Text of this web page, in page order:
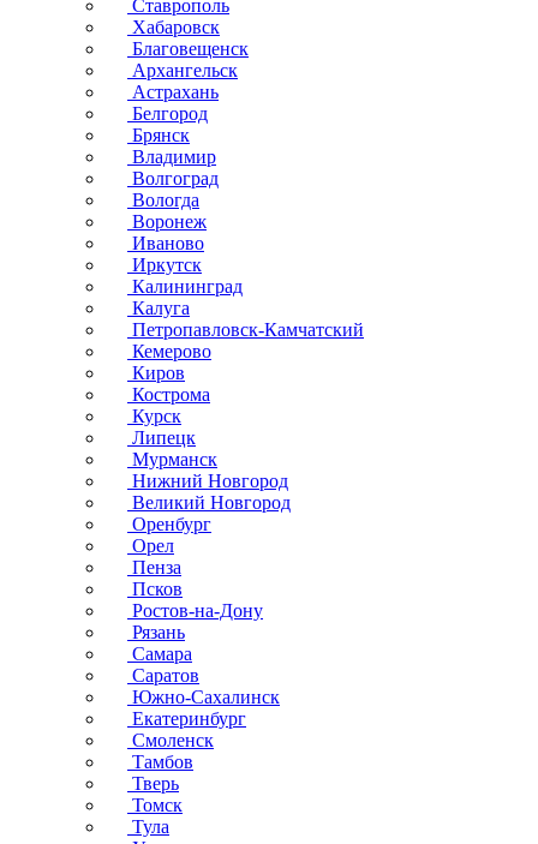
Ставрополь
Хабаровск
Благовещенск
Архангельск
Астрахань
Белгород
Брянск
Владимир
Волгоград
Вологда
Воронеж
Иваново
Иркутск
Калининград
Калуга
Петропавловск-Камчатский
Кемерово
Киров
Кострома
Курск
Липецк
Мурманск
Нижний Новгород
Великий Новгород
Оренбург
Орел
Пенза
Псков
Ростов-на-Дону
Рязань
Самара
Саратов
Южно-Сахалинск
Екатеринбург
Смоленск
Тамбов
Тверь
Томск
Тула